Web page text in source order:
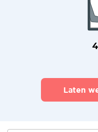
Laten